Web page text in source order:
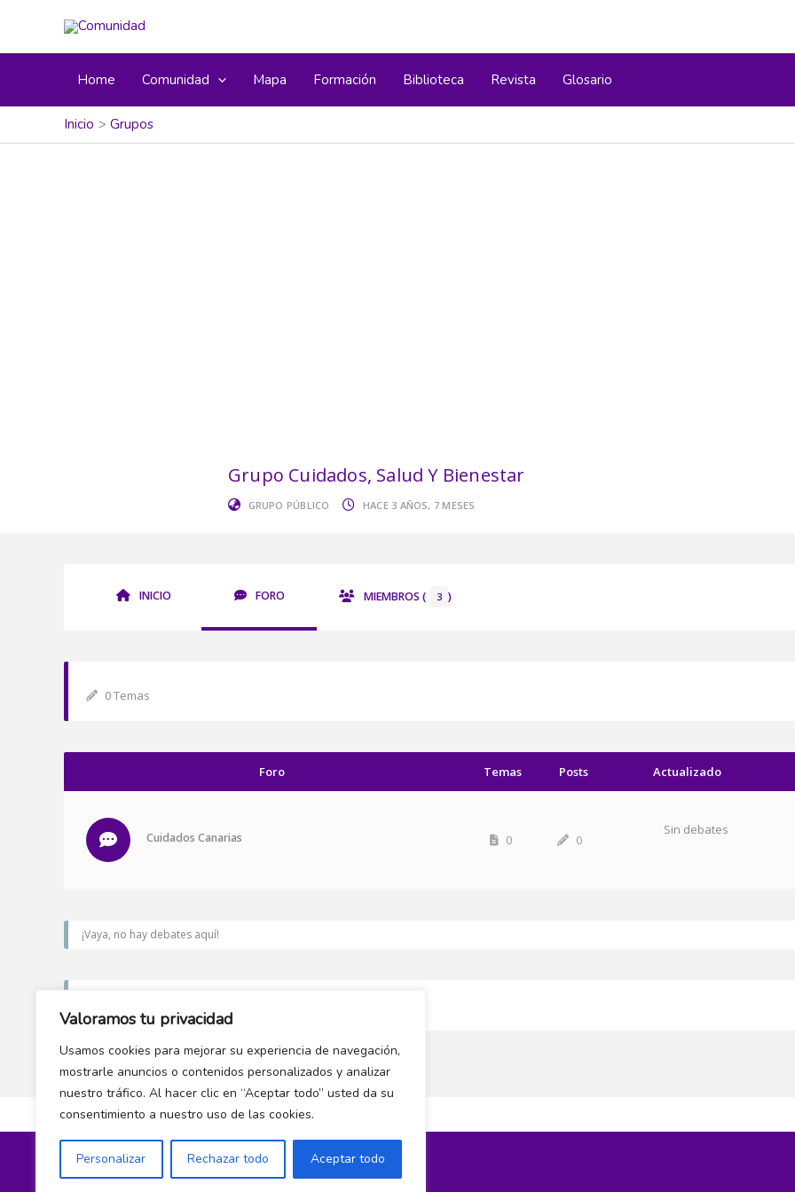
Valoramos tu privacidad
Usamos cookies para mejorar su experiencia de navegación,
mostrarle anuncios o contenidos personalizados y analizar
nuestro tráfico. Al hacer clic en “Aceptar todo” usted da su
consentimiento a nuestro uso de las cookies.
Personalizar Rechazar todo Aceptar todo
Home Comunidad Mapa Formación Biblioteca Revista Glosario
Inicio Grupos
Grupo Cuidados, Salud Y Bienestar
GRUPO PÚBLICO HACE 3 AÑOS, 7 MESES
INICIO FORO MIEMBROS ( 3 )
0 Temas
Foro Temas Posts Actualizado
Cuidados Canarias 0 0
Sin debates
¡Vaya, no hay debates aquí!
Política de privacidad